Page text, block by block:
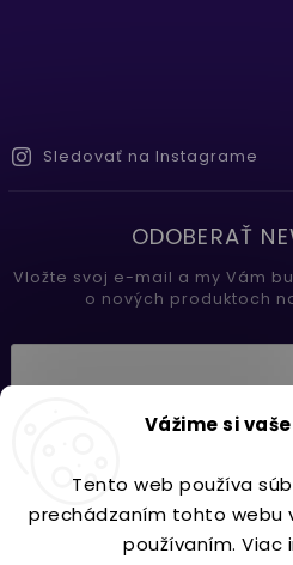
Vážime si
Tento web používa
prechádzaním tohto webu
používaním. Viac
Sledovať na Instagrame
ODOBERAŤ
Vložte svoj e-mail a my Vám
o nových produktoch